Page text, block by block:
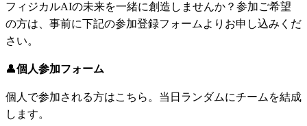
フィジカルAIの未来を一緒に創造しませんか？参加ご希望
の方は、事前に下記の参加登録フォームよりお申し込みくだ
さい。
👤個人参加フォーム
個人で参加される方はこちら。当日ランダムにチームを結成
します。